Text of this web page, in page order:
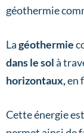
géothermie
Lagéothermie
dans le solà
horizontaux,en
Cette énergie